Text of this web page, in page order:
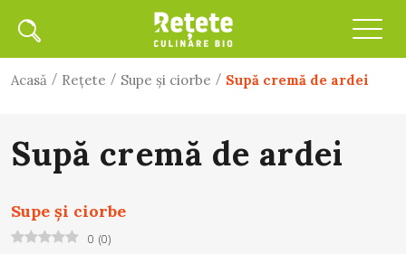
Acasă / Rețete / Supe şi ciorbe / Supă cremă de ardei
Supă cremă de ardei
Supe şi ciorbe
0 (0)